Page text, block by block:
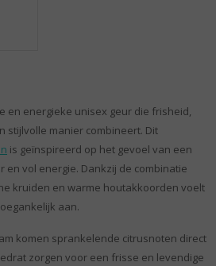
en energieke unisex geur die frisheid,
stijlvolle manier combineert. Dit
is geïnspireerd op het gevoel van een
en vol energie. Dankzij de combinatie
kruiden en warme houtakkoorden voelt
aan.
komen sprankelende citrusnoten direct
zorgen voor een frisse en levendige